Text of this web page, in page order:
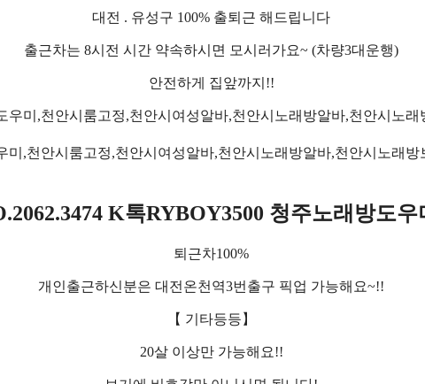
대전 . 유성구 100% 출퇴근 해드립니다
출근차는 8시전 시간 약속하시면 모시러가요~ (차량3대운행)
안전하게 집앞까지!!
미,천안시룸고정,천안시여성알바,천안시노래방알바,천안시노래
K톡RYBOY3500 청주노래방도
퇴근차100%
개인출근하신분은 대전온천역3번출구 픽업 가능해요~!!
【 기타등등】
20살 이상만 가능해요!!